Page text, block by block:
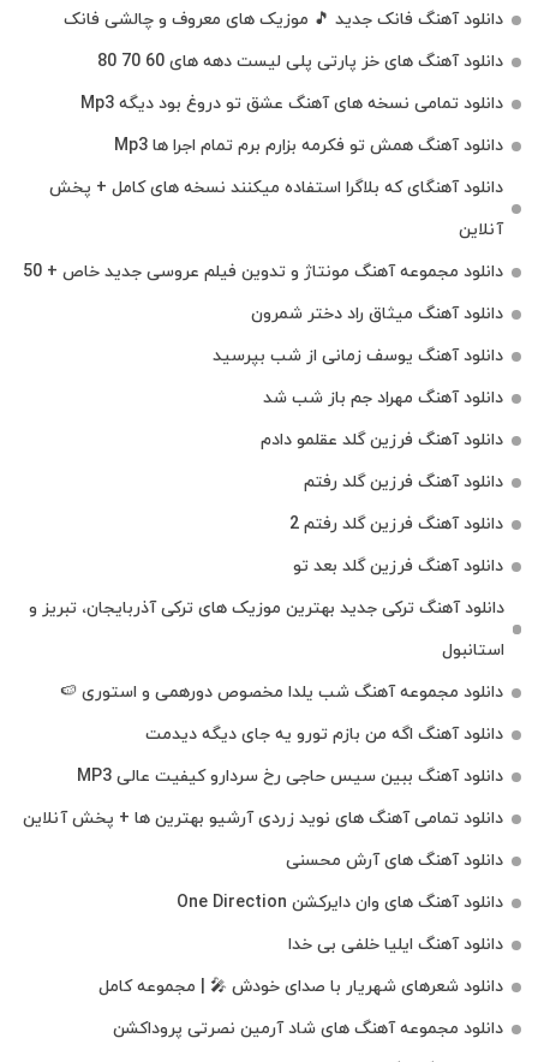
دانلود آهنگ فانک جدید 🎵 موزیک‌ های معروف و چالشی فانک
دانلود آهنگ های خز پارتی پلی لیست دهه های 60 70 80
دانلود تمامی نسخه های آهنگ عشق تو دروغ بود دیگه Mp3
دانلود آهنگ همش تو فکرمه بزارم برم تمام اجرا ها Mp3
دانلود آهنگای که بلاگرا استفاده میکنند نسخه های کامل + پخش
آنلاین
دانلود مجموعه آهنگ مونتاژ و تدوین فیلم عروسی جدید خاص + 50
دانلود آهنگ میثاق راد دختر شمرون
دانلود آهنگ یوسف زمانی از شب بپرسید
دانلود آهنگ مهراد جم باز شب شد
دانلود آهنگ فرزین گلد عقلمو دادم
دانلود آهنگ فرزین گلد رفتم
دانلود آهنگ فرزین گلد رفتم 2
دانلود آهنگ فرزین گلد بعد تو
دانلود آهنگ ترکی جدید بهترین موزیک‌ های ترکی آذربایجان، تبریز و
استانبول
دانلود مجموعه آهنگ شب یلدا مخصوص دورهمی و استوری 🍉
دانلود آهنگ اگه من بازم تورو یه جای دیگه دیدمت
دانلود آهنگ ببین سیس حاجی رخ سردارو کیفیت عالی MP3
دانلود تمامی آهنگ های نوید زردی آرشیو بهترین ها + پخش آنلاین
دانلود آهنگ های آرش محسنی
دانلود آهنگ های وان دایرکشن One Direction
دانلود آهنگ ایلیا خلفی بی خدا
دانلود شعرهای شهریار با صدای خودش 🎤 | مجموعه کامل
دانلود مجموعه آهنگ های شاد آرمین نصرتی پروداکشن